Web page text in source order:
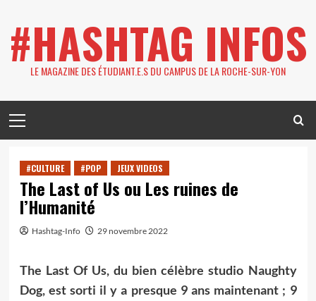
content
#HASHTAG INFOS
LE MAGAZINE DES ÉTUDIANT.E.S DU CAMPUS DE LA ROCHE-SUR-YON
Menu
#CULTURE #POP JEUX VIDEOS
The Last of Us ou Les ruines de
l’Humanité
Hashtag-Info 29 novembre 2022
The Last Of Us, du bien célèbre studio Naughty
Dog, est sorti il y a presque 9 ans maintenant ; 9